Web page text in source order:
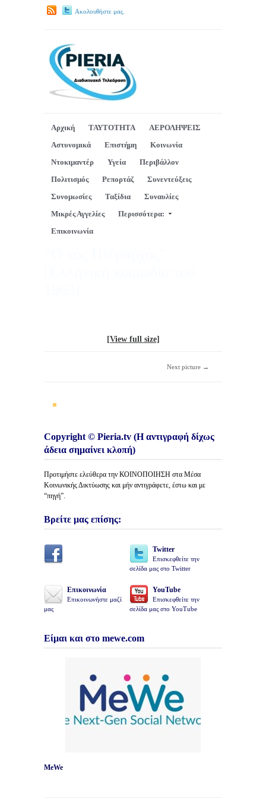
Ακολουθήστε μας.
Αρχική ΤΑΥΤΟΤΗΤΑ
ΑΕΡΟΛΗΨΕΙΣ
Αστυνομικά
Επιστήμη
Κοινωνία
Ντοκιμαντέρ
Υγεία
Περιβάλλον
Πολιτισμός
Ρεπορτάζ
Συνεντεύξεις
Συνομωσίες
Ταξίδια
Συναυλίες
Μικρές Αγγελίες
Περισσότερα:
Επικοινωνία
[View full size]
Next picture →
Copyright © Pieria.tv (Η αντιγραφή δίχως
άδεια σημαίνει κλοπή)
Προτιμήστε ελεύθερα την ΚΟΙΝΟΠΟΙΗΣΗ στα Μέσα
Κοινωνικής Δικτύωσης και μήν αντιγράφετε, έστω και με
“πηγή”.
Βρείτε μας επίσης:
Twitter
Επισκεφθείτε την
σελίδα μας στο Twitter
Επικοινωνία
Επικοινωνήστε μαζί
μας
YouTube
Επισκεφθείτε την
σελίδα μας στο YouTube
Είμαι και στο mewe.com
MeWe